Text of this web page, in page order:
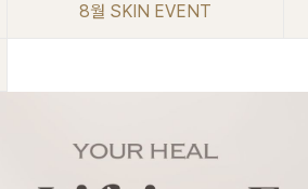
8월 SKIN EVENT